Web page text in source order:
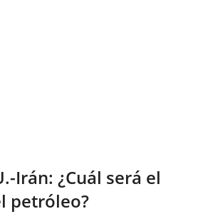
Irán: ¿Cuál será el
petróleo?